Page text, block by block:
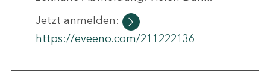
Jetzt anmelden:
https://eveeno.com/211222136